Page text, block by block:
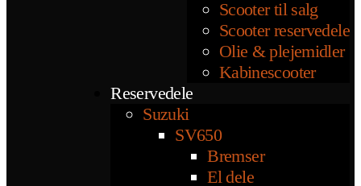
Scooter til salg
Scooter reservedele
Olie & plejemidler
Kabinescooter
Reservedele
Suzuki
SV650
Bremser
El dele